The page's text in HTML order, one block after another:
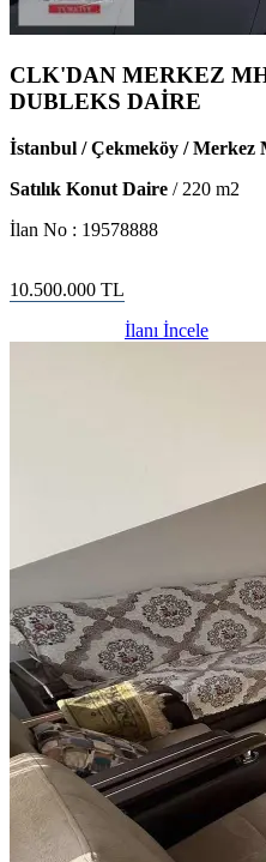
CLK'DAN MERKEZ
DUBLEKS DAİRE
İstanbul / Çekmeköy / Merkez
Satılık Konut Daire / 220 m2
İlan No : 19578888
10.500.000 TL
İlanı İncele